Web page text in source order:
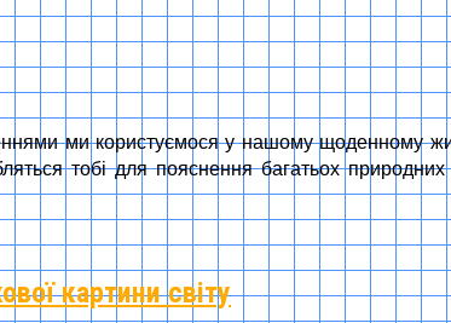
ми користуємося у нашому щоденному
тобі для пояснення багатьох
картини світу